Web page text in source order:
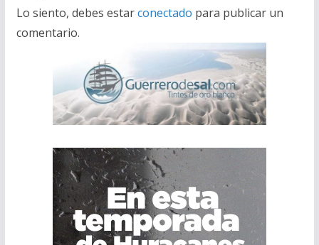
Lo siento, debes estarconectado para publicar un
comentario.